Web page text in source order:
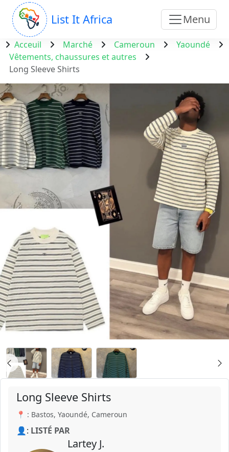
List It Africa Menu
Acceuil Marché Cameroun
Yaoundé
Vêtements, chaussures et autres
Long Sleeve Shirts
Long Sleeve Shirts
📍 : Bastos, Yaoundé, Cameroun
👤: LISTÉ PAR
Lartey J.